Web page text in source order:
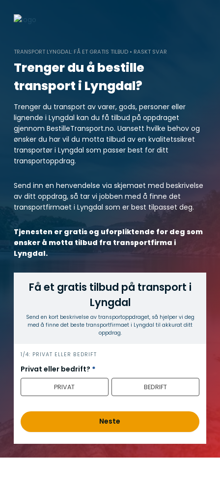
TRANSPORT LYNGDAL: FÅ ET GRATIS TILBUD • RASKT SVAR
Trenger du å bestille
transport i Lyngdal?
Trenger du transport av varer, gods, personer eller
lignende i Lyngdal kan du få tilbud på oppdraget
gjennom BestilleTransport.no. Uansett hvilke behov og
ønsker du har vil du motta tilbud av en kvalitetssikret
transportør i Lyngdal som passer best for ditt
transportoppdrag.
Send inn en henvendelse via skjemaet med beskrivelse
av ditt oppdrag, så tar vi jobben med å finne det
transportfirmaet i Lyngdal som er best tilpasset deg.
Tjenesten er gratis og uforpliktende for deg som
ønsker å motta tilbud fra transportfirma i
Lyngdal.
Få et gratis tilbud på transport i
Lyngdal
Send en kort beskrivelse av transport­oppdraget, så hjelper vi deg
med å finne det beste transport­firmaet i Lyngdal til akkurat ditt
oppdrag.
h
e
r
1/4: PRIVAT ELLER BEDRIFT
Privat eller bedrift? *
PRIVAT BEDRIFT
Neste